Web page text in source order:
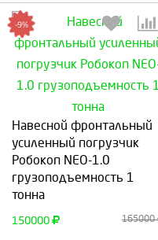
Навесной фронтальный
усиленный погрузчик
Робокоп NEO-1.0
грузоподъемность 1
тонна
-9%
150000 165000
Выберите количество:
Продолжить Отмена